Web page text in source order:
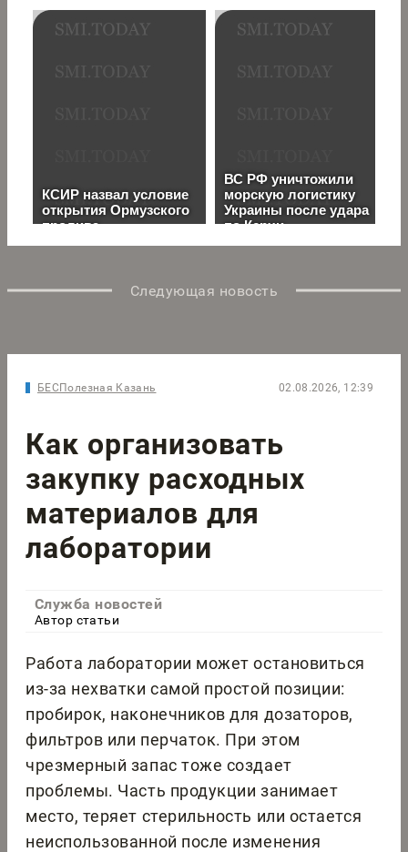
Следующая новость
БЕСПолезная Казань 02.08.2026, 12:39
Как организовать
закупку расходных
материалов для
лаборатории
Служба новостей
Автор статьи
Работа лаборатории может остановиться
из-за нехватки самой простой позиции:
пробирок, наконечников для дозаторов,
фильтров или перчаток. При этом
чрезмерный запас тоже создает
проблемы. Часть продукции занимает
место, теряет стерильность или остается
неиспользованной после изменения